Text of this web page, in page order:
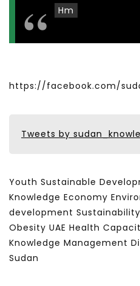
Hm
https://facebook.com/
Tweets by
Youth Sustainable
Knowledge Economy
development
Obesity UAE Health
Knowledge Management
Sudan